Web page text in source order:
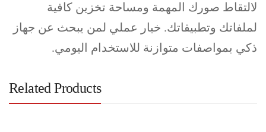
لالتقاط صورك المهمة ومساحة تخزين كافية
لملفاتك وتطبيقاتك. خيار عملي لمن يبحث عن جهاز
ذكي بمواصفات متوازنة للاستخدام اليومي.
Related Products